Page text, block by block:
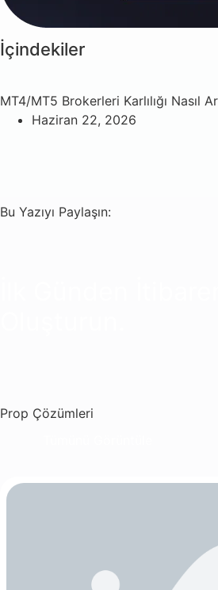
İçindekiler
MT4/MT5 Brokerleri Karlılığı Nasıl
Haziran 22, 2026
Bu Yazıyı Paylaşın:
Prop Çözümleri